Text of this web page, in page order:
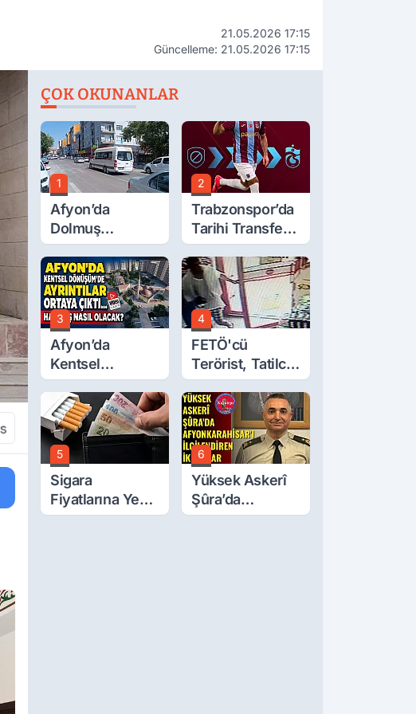
21.05.2026 17:15
Güncelleme: 21.05.2026 17:15
ÇOK OKUNANLAR
1
Afyon’da
Dolmuş
Ücretlerine
Yüzde 40 Zam
Talebi
2
Trabzonspor’da
Tarihi Transfer!
Mohamed Salah
Geliyor
3
Afyon’da
Kentsel
Dönüşüm’de
Ayrıntılar Ortaya
Çıktı… Hakediş
Nasıl Olacak?
4
FETÖ'cü
Terörist, Tatilci
Gibi Kaçmış
5
Sigara
Fiyatlarına Yeni
Zam!
6
Yüksek Askerî
Şûra’da
Afyonkarahisar'ı